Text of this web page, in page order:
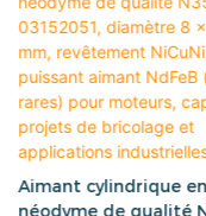
Aimant cylindrique en
néodyme de qualité